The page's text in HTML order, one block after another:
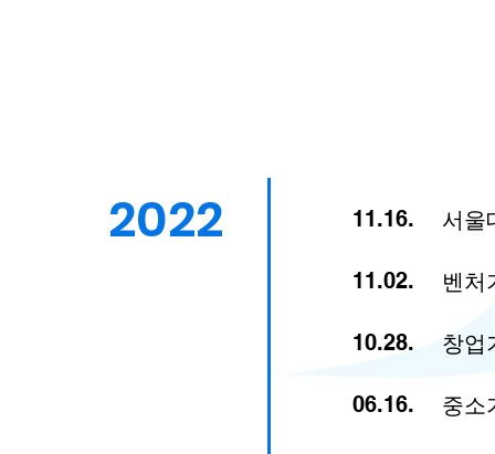
2022 11.16.
11.02.
10.28.
06.16.
서울
벤처
창업
중소